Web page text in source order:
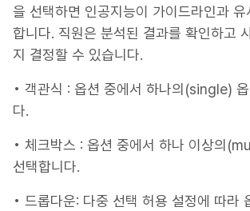
을 선택하면 인공지능이 가이드라인과
합니다. 직원은 분석된 결과를 확인하고
지 결정할 수 있습니다.
• 객관식 : 옵션 중에서 하나의(single) 옵
다.
• 체크박스 : 옵션 중에서 하나 이상의
선택합니다.
• 드롭다운: 다중 선택 허용 설정에 따라